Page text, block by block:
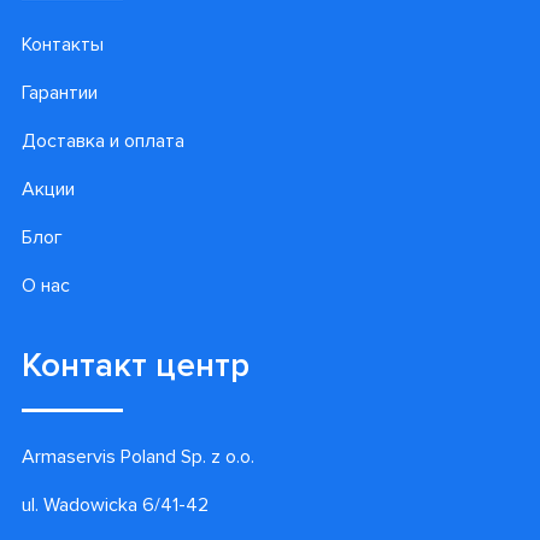
Контакты
Гарантии
Доставка и оплата
Акции
Блог
О нас
Контакт центр
Armaservis Poland Sp. z o.o.
ul. Wadowicka 6/41-42